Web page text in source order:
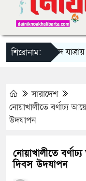
শিরোনাম:‘ঈদ যাত্রায় দু-
সারাদেশ
নোয়াখালীতে বর্ণাঢ্য
উদযাপন
নোয়াখালীতে
দিবস উদযাপন